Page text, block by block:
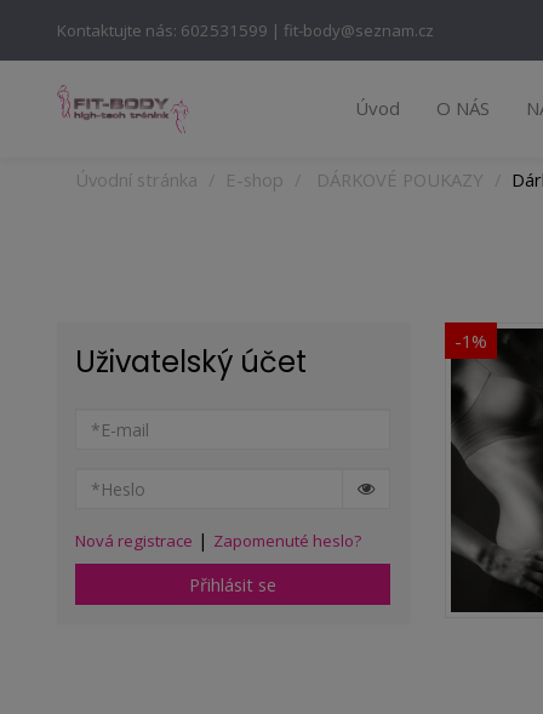
Kontaktujte nás: 602531599 | fit-body@seznam.cz
Úvod O NÁS
Úvodní stránka E-shop DÁRKOVÉ POUKAZY
Uživatelský účet
Nová registrace | Zapomenuté heslo?
Přihlásit se
-1%